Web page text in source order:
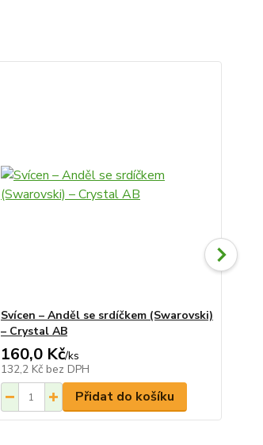
Svícen – Anděl se srdíčkem (Swarovski)
– Crystal AB
160,0 Kč/ks
132,2 Kč bez DPH
Přidat do košíku